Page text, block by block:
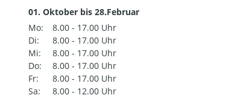
01. Oktober bis 28.Februar
Mo:
8.00 - 17.00 Uhr
Di:
8.00 - 17.00 Uhr
Mi:
8.00 - 17.00 Uhr
Do:
8.00 - 17.00 Uhr
Fr:
8.00 - 17.00 Uhr
Sa:
8.00 - 12.00 Uhr